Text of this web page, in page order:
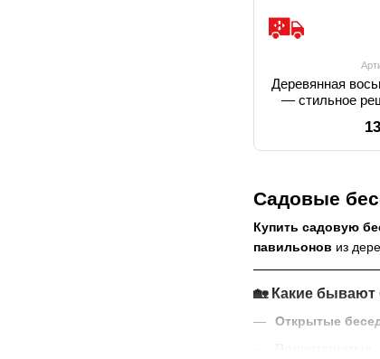
Садовые
Купить садовую
павильонов из
🏡 Какие бывают
Открытые
Деревянная
— стильное